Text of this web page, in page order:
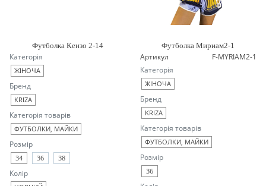
Футболка Кензо 2-14
Категорія
ЖІНОЧА
Бренд
KRIZA
Категорія товарів
ФУТБОЛКИ, МАЙКИ
Розмір
34 36 38
Колір
Футболка Мириам2-1
Артикул
F-MYRIAM2-1
Категорія
ЖІНОЧА
Бренд
KRIZA
Категорія товарів
ФУТБОЛКИ, МАЙКИ
Розмір
36